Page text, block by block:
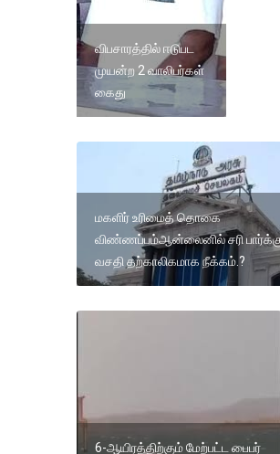
விபசாரத்தில் ஈடுபட
முயன்ற 2 வாலிபர்கள்
கைது
மகளிர் உரிமைத் தொகை
விண்ணப்பம்ஆன்லைனில் சரி
வசதி தற்காலிகமாக நீக்கம்.?
6-ஆயிரத்திற்கும் மேற்பட்ட பைபர்